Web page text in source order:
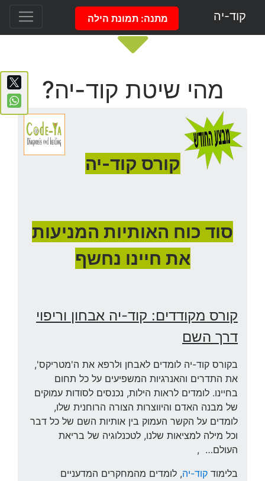
קוד-יה מתנה: תמונת הילה
מהי שיטת קוד-יה?
קורס קוד-יה
סוד כוח האותיות המניעות
את חיינו נחשף
קורס מקודדים: קוד-יה אבחון וריפוי
דרך השם
בקורס קוד-יה לומדים לאבחן ולרפא את ה'מטריקס',
את התדרים והאנרגיות המשפיעים על כל תחום
בחיינו. לומדים לראות הילות, נכנסים לסודות עמוקים
של מבנה האדם והיווצרות הצורה הרוחנית שלו,
לומדים על הקשר העמוק בין אותיות השם של כל דבר
וכל מילה למציאות שלנו, לטכנלוגיה של בריאת
העולם… ,
בלימוד קוד-יה, לומדים מהמחקרים המדעניים